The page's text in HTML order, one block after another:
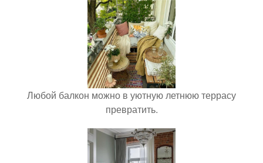
Любой балкон можно в уютную летнюю террасу
превратить.